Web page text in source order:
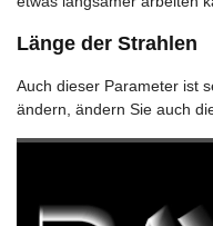
Länge der Strahlen
Auch dieser Parameter ist
ändern, ändern Sie auch